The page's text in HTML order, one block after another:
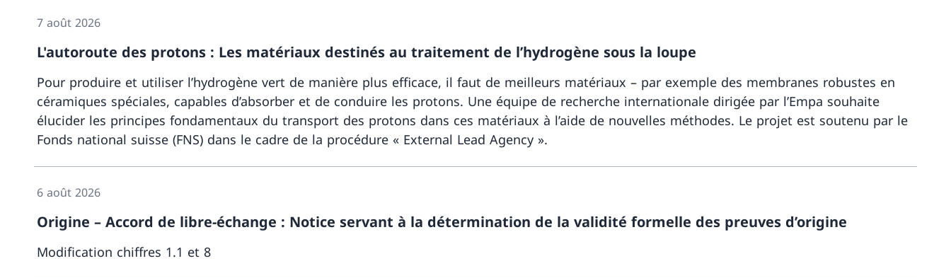
7 août 2026
L'autoroute des protons : Les matériaux destinés au traitement de l’hydrogène sous la loupe
Pour produire et utiliser l’hydrogène vert de manière plus efficace, il faut de meilleurs matériaux – par exemple des membranes robustes en
céramiques spéciales, capables d’absorber et de conduire les protons. Une équipe de recherche internationale dirigée par l’Empa souhaite
élucider les principes fondamentaux du transport des protons dans ces matériaux à l’aide de nouvelles méthodes. Le projet est soutenu par le
Fonds national suisse (FNS) dans le cadre de la procédure « External Lead Agency ».
6 août 2026
Origine – Accord de libre-échange : Notice servant à la détermination de la validité formelle des preuves d’origine
Modification chiffres 1.1 et 8